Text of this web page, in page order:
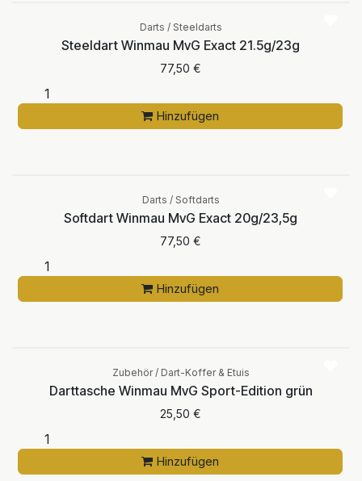
Darts / Steeldarts
Steeldart Winmau MvG Exact 21.5g/23g
77,50 €
Hinzufügen
Darts / Softdarts
Softdart Winmau MvG Exact 20g/23,5g
77,50 €
Hinzufügen
Zubehör / Dart-Koffer & Etuis
Darttasche Winmau MvG Sport-Edition grün
25,50 €
Hinzufügen